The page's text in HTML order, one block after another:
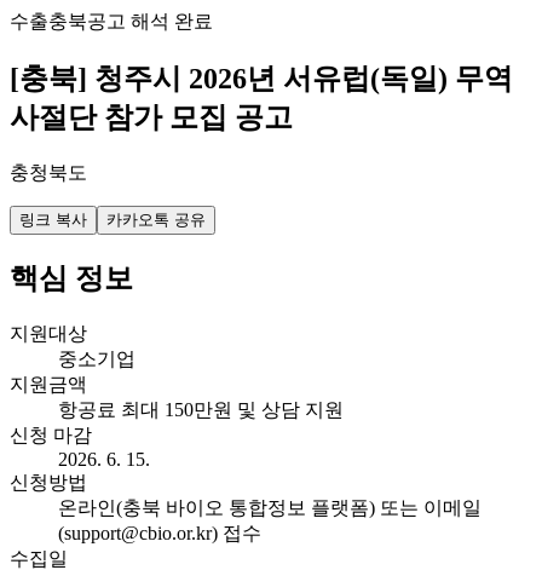
수출충북공고 해석 완료
[충북] 청주시 2026년 서유럽(독일) 무역
사절단 참가 모집 공고
충청북도
링크 복사 카카오톡 공유
핵심 정보
지원대상
중소기업
지원금액
항공료 최대 150만원 및 상담 지원
신청 마감
2026. 6. 15.
신청방법
온라인(충북 바이오 통합정보 플랫폼) 또는 이메일
(support@cbio.or.kr) 접수
수집일